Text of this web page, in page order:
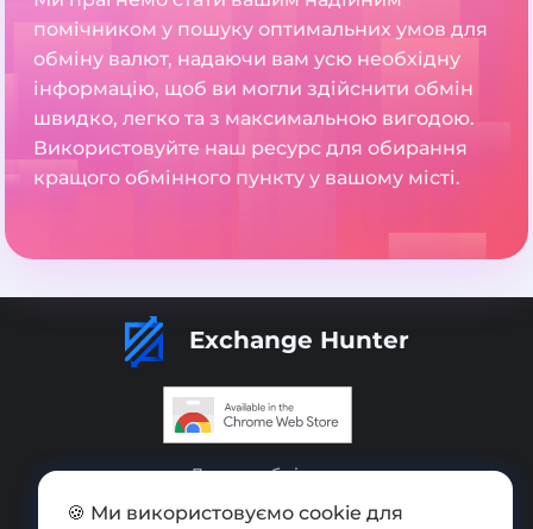
помічником у пошуку оптимальних умов для
обміну валют, надаючи вам усю необхідну
інформацію, щоб ви могли здійснити обмін
швидко, легко та з максимальною вигодою.
Використовуйте наш ресурс для обирання
кращого обмінного пункту у вашому місті.
Exchange Hunter
Додати обмінник
Мапа сайту
🍪 Ми використовуємо cookie для